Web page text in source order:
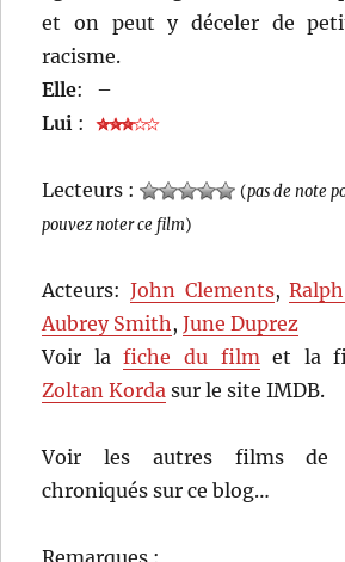
et on peut y déceler de
racisme.
Elle:
–
Lui :
Lecteurs : (pas de note
pouvez noter ce film)
Acteurs: John Clements,
Aubrey Smith ,June Duprez
Voir lafiche du film et la
Zoltan Korda sur le site IMDB.
Voir les autres films de
chroniqués sur ce blog…
Remarques :